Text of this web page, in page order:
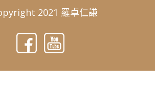
2021 羅卓仁謙